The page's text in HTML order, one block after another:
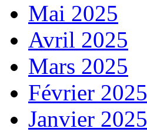
Mai 2025
Avril 2025
Mars 2025
Février 2025
Janvier 2025